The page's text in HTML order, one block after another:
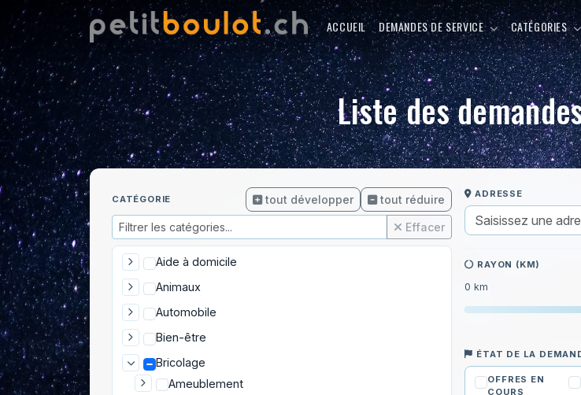
ACCUEIL DEMANDES DE SERVICE CATÉGORIES
Liste des
CATÉGORIE tout développer tout réduire
Effacer
Aide à domicile
Animaux
Automobile
Bien-être
Bricolage
Ameublement
ADRESSE
RAYON (KM)
0 km
ÉTAT DE LA
OFFRES EN
COURS